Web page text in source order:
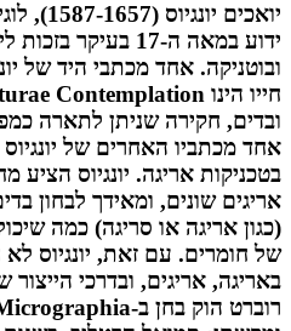
יואכים
ידוע במאה ה-17
ובוטניקה. אחד מכתבי היד של
חייו הינו Contemplation
ובדים, חקירה שניתן לתארה
אחד מכתביו האחרים של יונגיוס
בטכניקות אריגה. יונגיוס הציע
אריגים שונים, ומאידך לבחון
(כגון אריגה או סריגה) כמה
של חומרים. עם זאת, יונגיוס לא
רוברט הוק בחן ב-